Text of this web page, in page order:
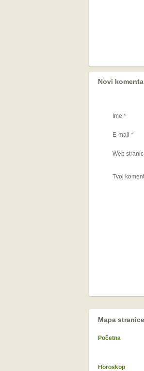
Novi
Ime *
E-mail *
Web
Tvoj
Mapa stranice
Početna
Horoskop